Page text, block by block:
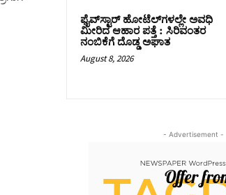
ಫೈವ್‌ಸ್ಟಾರ್ ಹೋಟೆಲ್‌ಗಳಲ್ಲೇ ಅವಧಿ
ಮೀರಿದ ಆಹಾರ ಪತ್ತೆ : ಸಿರಿವಂತರ
ನಂಬಿಕೆಗೆ ದೊಡ್ಡ ಅಘಾತ
August 8, 2026
- Advertisement -